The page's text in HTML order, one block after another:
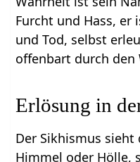
Furcht und Hass, er
und Tod, selbst
offenbart durch den
Erlösung in
Der Sikhismus sieht
Himmel oder Hölle,